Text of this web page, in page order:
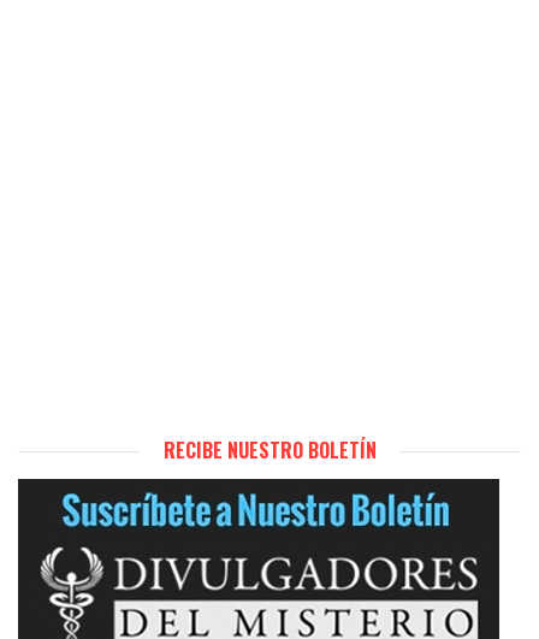
RECIBE NUESTRO BOLETÍN